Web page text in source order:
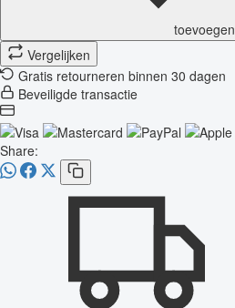
toevoegen
Vergelijken
Gratis retourneren binnen 30 dagen
Beveiligde transactie
Share: